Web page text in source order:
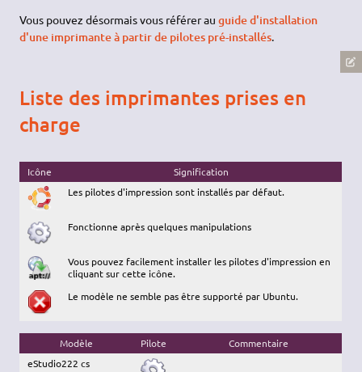
Vous pouvez désormais vous référer auguide d'installation
d'une imprimante à partir de pilotes pré-installés.
Liste des imprimantes prises en
charge
Icône
Signification
Les pilotes d'impression sont installés par défaut.
Fonctionne après quelques manipulations
Vous pouvez facilement installer les pilotes d'impression en
cliquant sur cette icône.
Le modèle ne semble pas être supporté par Ubuntu.
Modèle Pilote
Commentaire
eStudio222 cs